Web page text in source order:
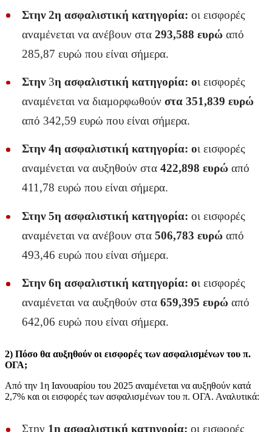
Στην 2η ασφαλιστική κατηγορία: οι εισφορές
αναμένεται να ανέβουν στα 293,588 ευρώ από
285,87 ευρώ που είναι σήμερα.
Στην3η ασφαλιστική κατηγορία: οι εισφορές
αναμένεται να διαμορφωθούν στα 351,839 ευρώ
από 342,59 ευρώ που είναι σήμερα.
Στην 4η ασφαλιστική κατηγορία: οι εισφορές
αναμένεται να αυξηθούν στα 422,898 ευρώ από
411,78 ευρώ που είναι σήμερα.
Στην 5η ασφαλιστική κατηγορία: οι εισφορές
αναμένεται να ανέβουν στα 506,783 ευρώ από
493,46 ευρώ που είναι σήμερα.
Στην 6η ασφαλιστική κατηγορία: οι εισφορές
αναμένεται να αυξηθούν στα 659,395 ευρώ από
642,06 ευρώ που είναι σήμερα.
2) Πόσο θα αυξηθούν οι εισφορές των ασφαλισμένων του π.
ΟΓΑ;
Από την 1η Ιανουαρίου του 2025 αναμένεται να αυξηθούν κατά
2,7% και οι εισφορές των ασφαλισμένων του π. ΟΓΑ. Αναλυτικά:
Στην 1η ασφαλιστική κατηγορία: οι εισφορές